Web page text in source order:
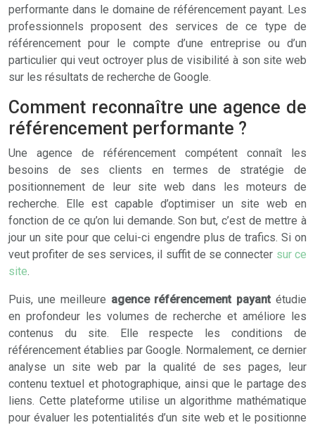
performante dans le domaine de référencement payant. Les
professionnels proposent des services de ce type de
référencement pour le compte d’une entreprise ou d’un
particulier qui veut octroyer plus de visibilité à son site web
sur les résultats de recherche de Google.
Comment reconnaître une agence de
référencement performante ?
Une agence de référencement compétent connaît les
besoins de ses clients en termes de stratégie de
positionnement de leur site web dans les moteurs de
recherche. Elle est capable d’optimiser un site web en
fonction de ce qu’on lui demande. Son but, c’est de mettre à
jour un site pour que celui-ci engendre plus de trafics. Si on
veut profiter de ses services, il suffit de se connecter sur ce
site.
Puis, une meilleure agence référencement payant étudie
en profondeur les volumes de recherche et améliore les
contenus du site. Elle respecte les conditions de
référencement établies par Google. Normalement, ce dernier
analyse un site web par la qualité de ses pages, leur
contenu textuel et photographique, ainsi que le partage des
liens. Cette plateforme utilise un algorithme mathématique
pour évaluer les potentialités d’un site web et le positionne